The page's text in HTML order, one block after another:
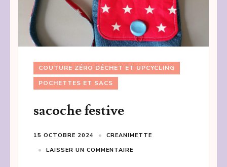
COUTURE ZÉRO DÉCHET ET UPCYCLING
POCHETTES ET SACS
sacoche festive
15 OCTOBRE 2024
CREANIMETTE
LAISSER UN COMMENTAIRE